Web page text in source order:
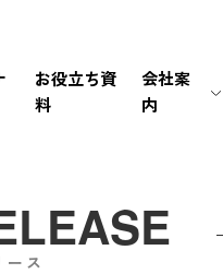
お役立ち資
料
会社案
内
ース